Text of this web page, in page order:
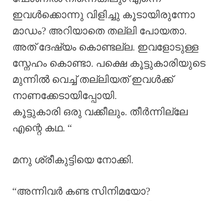
ഇവൾക്കൊന്നു വിളിച്ചു കൂടായിരുന്നോ
മാഡം? അറിയാതെ തല്ലി പോയതാ.
അത് ദേഷ്യം കൊണ്ടല്ല. ഇവളോടുള്ള
സ്നേഹം കൊണ്ടാ. പക്ഷെ കൂട്ടുകാരിയുടെ
മുന്നിൽ വെച്ച് തല്ലിയത് ഇവൾക്ക്
നാണക്കേടായിപ്പോയി.
കൂട്ടുകാരി ഒരു വക്കീലും. തീർന്നില്ലേ
എന്റെ കഥ. “
മനു ശ്രീകുട്ടിയെ നോക്കി.
“അന്നിവർ കണ്ട സിനിമയോ?